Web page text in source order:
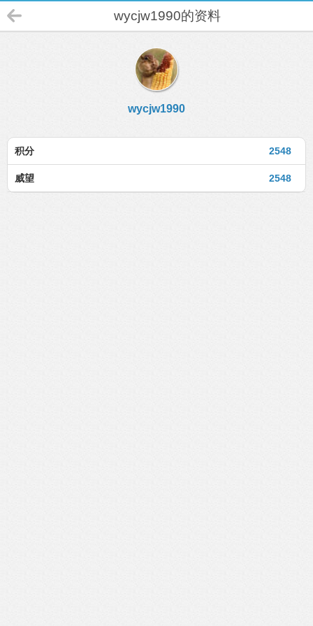
wycjw1990的资料
wycjw1990
2548
积分
2548
威望